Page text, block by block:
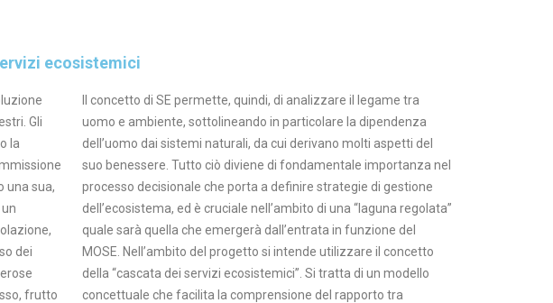
ecosistemici
Gli
la
una sua,
dei
frutto
Il concetto di SE permette, quindi, di analizzare il legame tra
uomo e ambiente, sottolineando in particolare la dipendenza
dell’uomo dai sistemi naturali, da cui derivano molti aspetti del
suo benessere. Tutto ciò diviene di fondamentale importanza nel
processo decisionale che porta a definire strategie di gestione
dell’ecosistema, ed è cruciale nell’ambito di una “laguna regolata”
quale sarà quella che emergerà dall’entrata in funzione del
MOSE. Nell’ambito del progetto si intende utilizzare il concetto
della “cascata dei servizi ecosistemici”. Si tratta di un modello
concettuale che facilita la comprensione del rapporto tra